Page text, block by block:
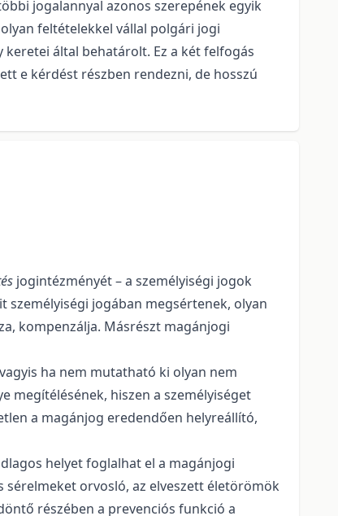
jogalannyal azonos szerepének egyik
feltételekkel vállal polgári jogi
által behatárolt. Ez a két felfogás
e kérdést részben rendezni, de hosszú
jogintézményét – a személyiségi jogok
személyiségi jogában megsértenek, olyan
kompenzálja. Másrészt magánjogi
ha nem mutatható ki olyan nem
megítélésének, hiszen a személyiséget
a magánjog eredendően helyreállító,
helyet foglalhat el a magánjogi
orvosló, az elveszett életörömök
részében a prevenciós funkció a